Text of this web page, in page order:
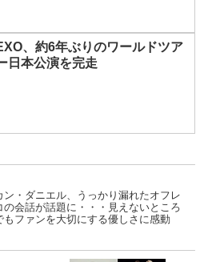
、約6年ぶりのワールドツア
日本公演を完走
ン・ダニエル、うっかり漏れたオフレ
の会話が話題に・・・見えないところ
もファンを大切にする優しさに感動